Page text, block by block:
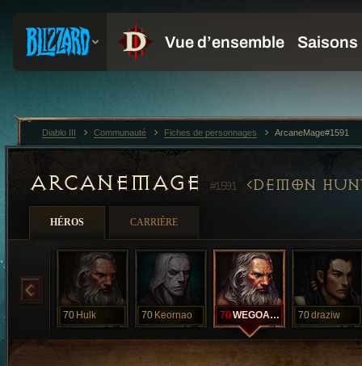
ARCANEMAGE #1591 DEMON
HÉROS CARRIÈRE
70 Hulk 70 Keornao 70 WEGOAGAIN 70draziw
Diablo III Communauté Fiches de personnages ArcaneMage#1591